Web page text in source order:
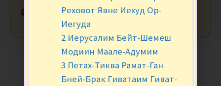
Нет в наличииРеховот Явне Иехуд Ор-
Иегуда
2 Иерусалим Бейт-Шемеш
Модиин Маале-Адумим
3 Петах-Тиква Рамат-Ган
Бней-Брак Гиватаим Гиват-